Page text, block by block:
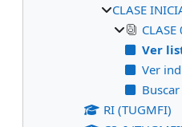
CLASE
CLASE
Ver
Ver
Buscar
RI (TUGMFI)